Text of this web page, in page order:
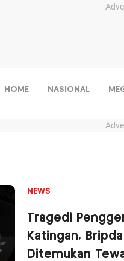
HOME NASIONAL
NEWS
Tragedi
Katingan,
Ditemukan